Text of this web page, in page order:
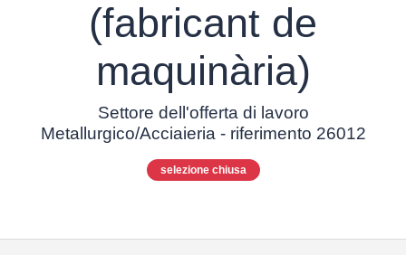
(fabricant de
maquinària)
Settore dell'offerta di lavoro
Metallurgico/Acciaieria - riferimento 26012
selezione chiusa